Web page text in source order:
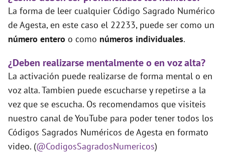
La forma de leer cualquier Código Sagrado Numérico
de Agesta, en este caso el 22233, puede ser como un
número entero o como números individuales.
¿Deben realizarse mentalmente o en voz alta?
La activación puede realizarse de forma mental o en
voz alta. Tambien puede escucharse y repetirse a la
vez que se escucha. Os recomendamos que visiteis
nuestro canal de YouTube para poder tener todos los
Códigos Sagrados Numéricos de Agesta en formato
video. (@CodigosSagradosNumericos)